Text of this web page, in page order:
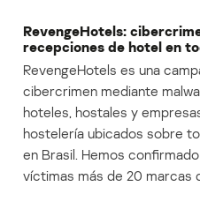
RevengeHotels:
recepciones de hotel en
RevengeHotels es una
cibercrimen mediante
hoteles, hostales y
hostelería ubicados sobre
en Brasil. Hemos
víctimas más de 20 marcas